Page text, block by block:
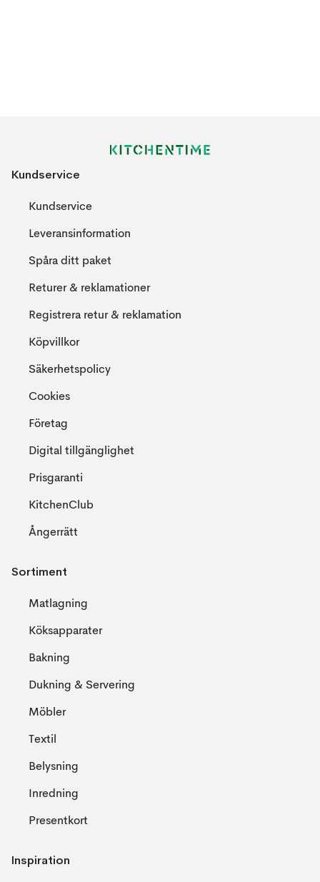
Kundservice
Kundservice
Leveransinformation
Spåra ditt paket
Returer & reklamationer
Registrera retur & reklamation
Köpvillkor
Säkerhetspolicy
Cookies
Företag
Digital tillgänglighet
Prisgaranti
KitchenClub
Ångerrätt
Sortiment
Matlagning
Köksapparater
Bakning
Dukning & Servering
Möbler
Textil
Belysning
Inredning
Presentkort
Inspiration